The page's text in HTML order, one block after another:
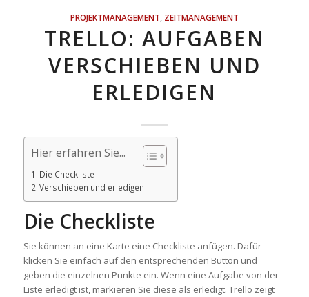
PROJEKTMANAGEMENT ZEITMANAGEMENT
TRELLO: AUFGABEN
VERSCHIEBEN UND
ERLEDIGEN
Hier erfahren Sie...
Die Checkliste
Verschieben und erledigen
Die Checkliste
Sie können an eine Karte eine Checkliste anfügen. Dafür
klicken Sie einfach auf den entsprechenden Button und
geben die einzelnen Punkte ein. Wenn eine Aufgabe von der
Liste erledigt ist, markieren Sie diese als erledigt. Trello zeigt